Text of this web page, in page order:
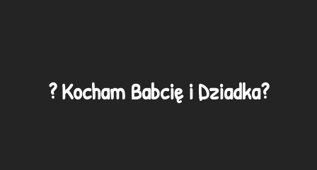
? Kocham Babcię i Dziadka?